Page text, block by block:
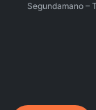
Segundamano –